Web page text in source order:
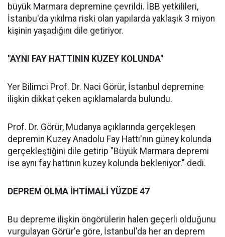
büyük Marmara depremine çevrildi. İBB yetkilileri,
İstanbu'da yıkılma riski olan yapılarda yaklaşık 3 miyon
kişinin yaşadığını dile getiriyor.
"AYNI FAY HATTININ KUZEY KOLUNDA"
Yer Bilimci Prof. Dr. Naci Görür, İstanbul depremine
ilişkin dikkat çeken açıklamalarda bulundu.
Prof. Dr. Görür, Mudanya açıklarında gerçekleşen
depremin Kuzey Anadolu Fay Hattı'nın güney kolunda
gerçekleştiğini dile getirip "Büyük Marmara depremi
ise aynı fay hattının kuzey kolunda bekleniyor." dedi.
DEPREM OLMA İHTİMALİ YÜZDE 47
Bu depreme ilişkin öngörülerin halen geçerli olduğunu
vurgulayan Görür'e göre, İstanbul'da her an deprem